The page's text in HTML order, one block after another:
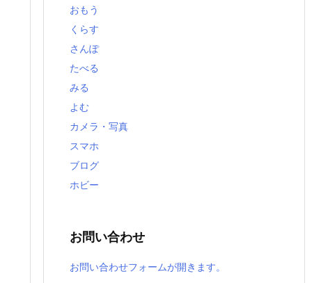
おもう
くらす
さんぽ
たべる
みる
よむ
カメラ・写真
スマホ
ブログ
ホビー
お問い合わせ
お問い合わせフォームが開きます。